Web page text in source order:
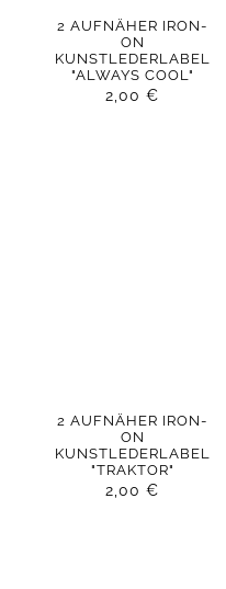
2 AUFNÄHER IRON-
ON
KUNSTLEDERLABEL
"ALWAYS COOL"
2,00€
2 AUFNÄHER IRON-
ON
KUNSTLEDERLABEL
"TRAKTOR"
2,00€